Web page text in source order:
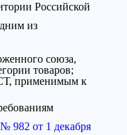
Российской
из
союза,
товаров;
применимым к
982 от 1 декабря